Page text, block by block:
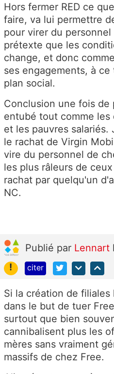
Hors fermer RED ce
faire, va lui permettre
pour virer du personnel
prétexte que les
change, et donc
ses engagements, à
plan social.
Conclusion une fois
entubé tout comme
et les pauvres salariés.
le rachat de Virgin
vire du personnel de
les plus râleurs de
rachat par quelqu'un
NC.
Publié par Lennart
!
citer
Si la création de
dans le but de tuer
surtout que bien
cannibalisent plus les
mères sans vraiment
massifs de chez Free.